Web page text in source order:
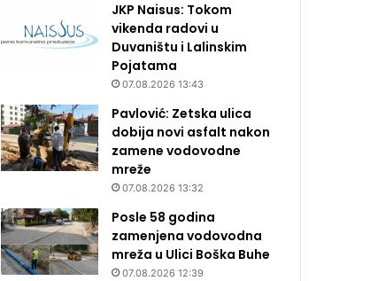
JKP Naisus: Tokom
vikenda radovi u
Duvaništu i Lalinskim
Pojatama
07.08.2026 13:43
Pavlović: Zetska ulica
dobija novi asfalt nakon
zamene vodovodne
mreže
07.08.2026 13:32
Posle 58 godina
zamenjena vodovodna
mreža u Ulici Boška Buhe
07.08.2026 12:39